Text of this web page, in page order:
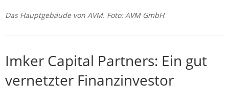
Das Hauptgebäude von AVM. Foto: AVM GmbH
Imker Capital Partners: Ein gut
vernetzter Finanzinvestor